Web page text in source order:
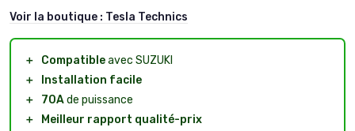
Voir la boutique : Tesla Technics
＋ Compatibleavec SUZUKI
＋
Installation facile
＋
70Ade puissance
＋
Meilleur rapport qualité-prix